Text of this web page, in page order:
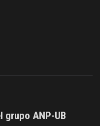
grupo ANP-UB